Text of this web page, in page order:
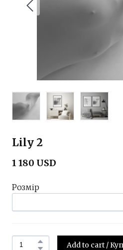
Lily 2
1 180 USD
Розмір
Add to cart /